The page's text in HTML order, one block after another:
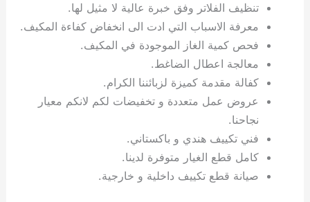
تنظيف الفلاتر وفق خبرة عالية لا مثيل لها.
معرفة الاسباب التي ادت الى انخفاض كفاءة المكيف.
فحص كمية الغاز الموجودة في المكيف.
معالجة اعطال الضاغط.
كفالة مقدمة كميزة لزبائننا الكرام.
عروض عمل متعددة و تخفيضات لكم لانكم معيار
نجاحنا.
فني تكييف هندي و باكستاني.
كامل قطع الغيار متوفرة لدينا.
صيانة قطع تكييف داخلية و خارجية.